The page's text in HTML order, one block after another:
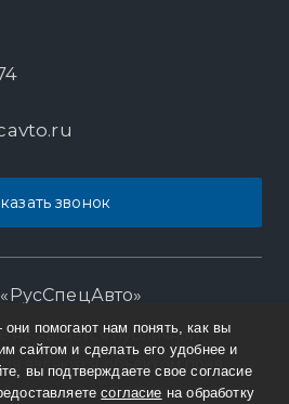
звонок
не является публичной
являются объектом прав
ООО
помогают нам понять, как вы
сайтом и сделать его удобнее и
вы подтверждаете свое согласие
согласие на обработку